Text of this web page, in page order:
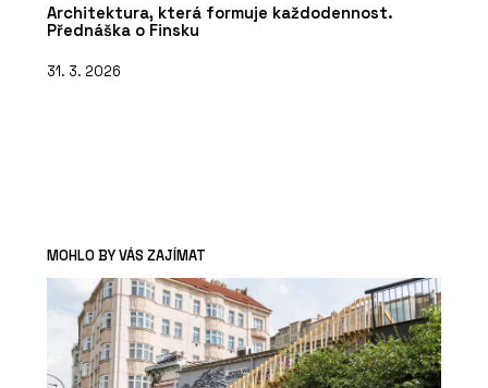
Architektura, která formuje každodennost.
Přednáška o Finsku
31. 3. 2026
MOHLO BY VÁS ZAJÍMAT